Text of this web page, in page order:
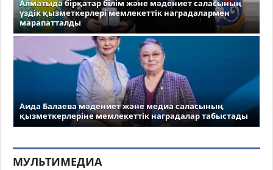
Алматыда бірқатар білім және мәдениет саласының
үздік қызметкерлері мемлекеттік наградалармен
марапатталды
Аида Балаева мәдениет және медиа саласының
қызметкерлеріне мемлекеттік наградалар табыстады
МУЛЬТИМЕДИА